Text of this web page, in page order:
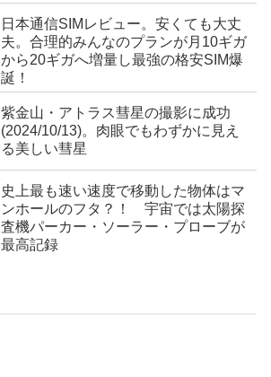
日本通信SIMレビュー。安くても大丈
夫。合理的みんなのプランが月10ギガ
から20ギガへ増量し最強の格安SIM爆
誕！
紫金山・アトラス彗星の撮影に成功
(2024/10/13)。肉眼でもわずかに見え
る美しい彗星
史上最も速い速度で移動した物体はマ
ンホールのフタ？！ 宇宙では太陽探
査機パーカー・ソーラー・プローブが
最高記録